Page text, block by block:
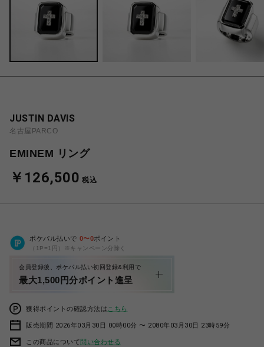
JUSTIN DAVIS
名古屋PARCO
EMINEM リング
￥126,500 税込
ポケパル払いで 0〜0ポイント
（1P=1円）※キャンペーン分除く
会員登録後、ポケパル払い初回登録&利用で
最大1,500円分ポイント進呈
獲得ポイントの確認方法は こちら
販売期間 2026年03月30日 00時00分 〜 2080年03月30日 23時59分
この商品について問い合わせる